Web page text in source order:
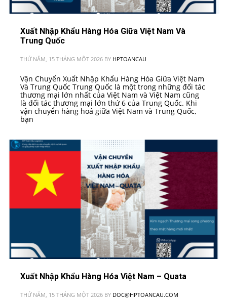
Xuất Nhập Khẩu Hàng Hóa Giữa Việt Nam Và
Trung Quốc
THỨ NĂM, 15 THÁNG MỘT 2026 BY HPTOANCAU
Vận Chuyển Xuất Nhập Khẩu Hàng Hóa Giữa Việt Nam
Và Trung Quốc Trung Quốc là một trong những đối tác
thương mại lớn nhất của Việt Nam và Việt Nam cũng
là đối tác thương mại lớn thứ 6 của Trung Quốc. Khi
vận chuyển hàng hoá giữa Việt Nam và Trung Quốc,
bạn
PUBLISHED IN VIỆT NAM - TRUNG QUỐC
Xuất Nhập Khẩu Hàng Hóa Việt Nam – Quata
THỨ NĂM, 15 THÁNG MỘT 2026 BY DOC@HPTOANCAU.COM